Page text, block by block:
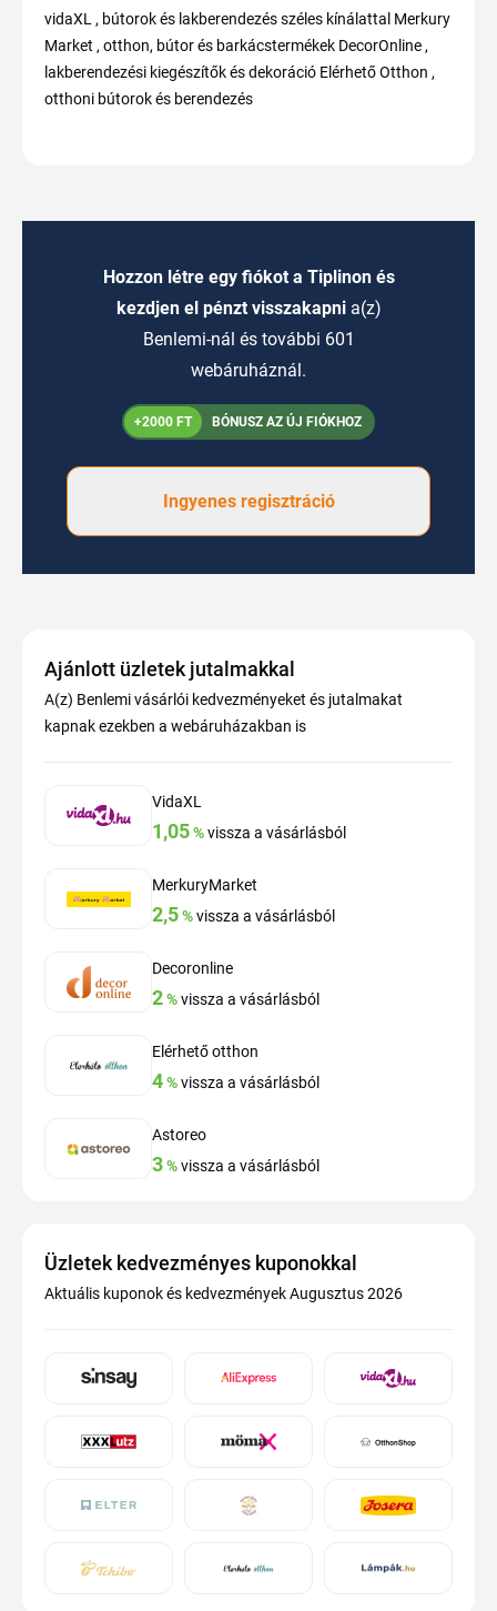
vidaXL , bútorok és lakberendezés széles kínálattal Merkury
Market , otthon, bútor és barkácstermékek DecorOnline ,
lakberendezési kiegészítők és dekoráció Elérhető Otthon ,
otthoni bútorok és berendezés
Hozzon létre egy fiókot a Tiplinon és
kezdjen el pénzt visszakapni a(z)
Benlemi-nál és további 601
webáruháznál.
+2000 FT BÓNUSZ AZ ÚJ FIÓKHOZ
Ingyenes regisztráció
Ajánlott üzletek jutalmakkal
A(z) Benlemi vásárlói kedvezményeket és jutalmakat
kapnak ezekben a webáruházakban is
VidaXL
1,05%vissza a vásárlásból
MerkuryMarket
2,5%vissza a vásárlásból
Decoronline
2%vissza a vásárlásból
Elérhető otthon
4%vissza a vásárlásból
Astoreo
3%vissza a vásárlásból
Üzletek kedvezményes kuponokkal
Aktuális kuponok és kedvezmények Augusztus 2026